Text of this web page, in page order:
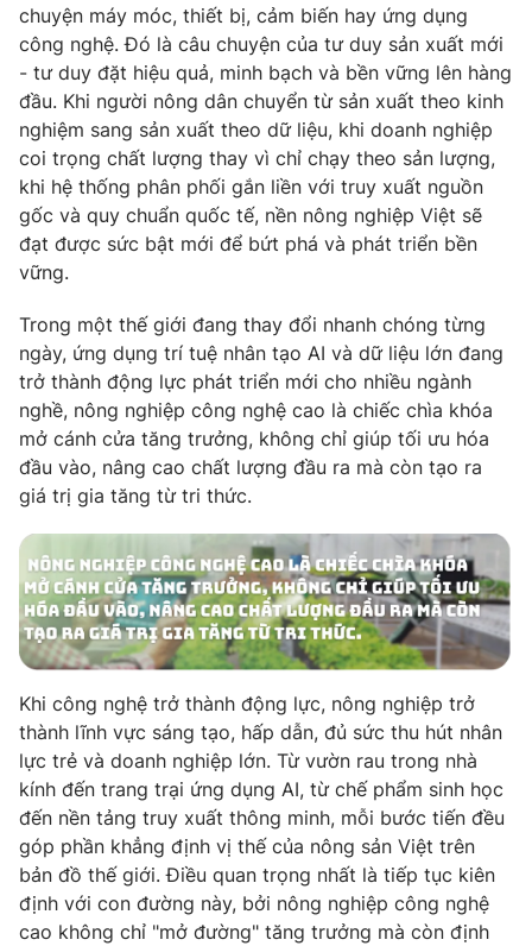
chuyện máy móc, thiết bị, cảm biến hay ứng dụng
công nghệ. Đó là câu chuyện của tư duy sản xuất mới
- tư duy đặt hiệu quả, minh bạch và bền vững lên hàng
đầu. Khi người nông dân chuyển từ sản xuất theo kinh
nghiệm sang sản xuất theo dữ liệu, khi doanh nghiệp
coi trọng chất lượng thay vì chỉ chạy theo sản lượng,
khi hệ thống phân phối gắn liền với truy xuất nguồn
gốc và quy chuẩn quốc tế, nền nông nghiệp Việt sẽ
đạt được sức bật mới để bứt phá và phát triển bền
vững.
Trong một thế giới đang thay đổi nhanh chóng từng
ngày, ứng dụng trí tuệ nhân tạo AI và dữ liệu lớn đang
trở thành động lực phát triển mới cho nhiều ngành
nghề, nông nghiệp công nghệ cao là chiếc chìa khóa
mở cánh cửa tăng trưởng, không chỉ giúp tối ưu hóa
đầu vào, nâng cao chất lượng đầu ra mà còn tạo ra
giá trị gia tăng từ tri thức.
Khi công nghệ trở thành động lực, nông nghiệp trở
thành lĩnh vực sáng tạo, hấp dẫn, đủ sức thu hút nhân
lực trẻ và doanh nghiệp lớn. Từ vườn rau trong nhà
kính đến trang trại ứng dụng AI, từ chế phẩm sinh học
đến nền tảng truy xuất thông minh, mỗi bước tiến đều
góp phần khẳng định vị thế của nông sản Việt trên
bản đồ thế giới. Điều quan trọng nhất là tiếp tục kiên
định với con đường này, bởi nông nghiệp công nghệ
cao không chỉ "mở đường" tăng trưởng mà còn định